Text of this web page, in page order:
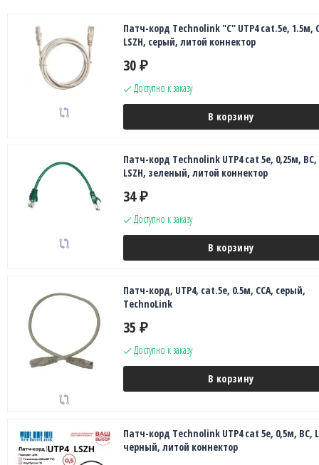
Патч-корд Technolink "C" UTP4 cat.5е, 1.5м,
LSZH, серый, литой коннектор
30 ₽
Доступно к заказу
В корзину
Патч-корд Technolink UTP4 cat 5e, 0,25м, ВС,
LSZH, зеленый, литой коннектор
34 ₽
Доступно к заказу
В корзину
Патч-корд, UTP4, cat.5е, 0.5м, CCA, серый,
TechnoLink
35 ₽
Доступно к заказу
В корзину
Патч-корд Technolink UTP4 cat 5e, 0,5м, ВС,
черный, литой коннектор